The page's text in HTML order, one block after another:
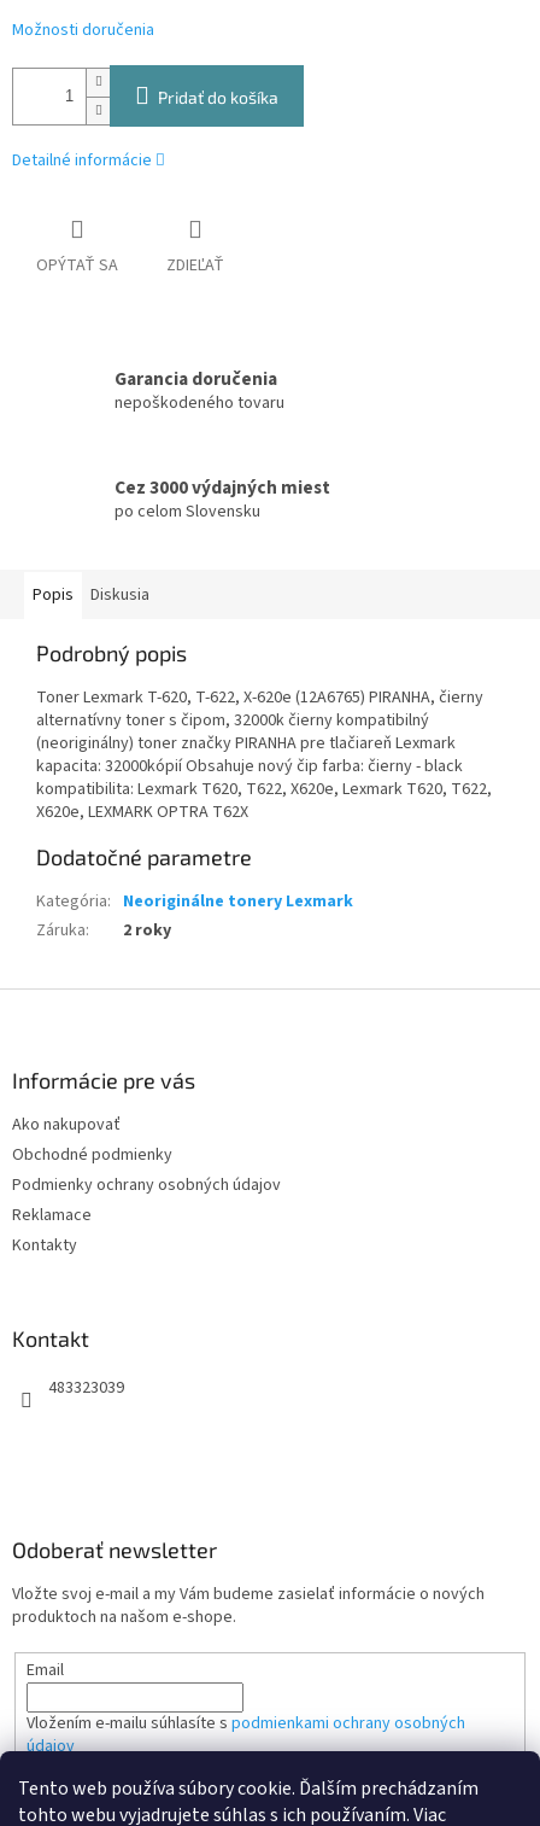
Tento web používa súbory cookie. Ďalším prechádzaním
tohto webu vyjadrujete súhlas s ich používaním. Viac
Možnosti doručenia
Pridať do košíka
Detailné informácie
OPÝTAŤ SA ZDIEĽAŤ
Garancia doručenia
nepoškodeného tovaru
Cez 3000 výdajných miest
po celom Slovensku
Popis Diskusia
Podrobný popis
Toner Lexmark T-620, T-622, X-620e (12A6765) PIRANHA, čierny
alternatívny toner s čipom, 32000k čierny kompatibilný
(neoriginálny) toner značky PIRANHA pre tlačiareň Lexmark
kapacita: 32000kópií Obsahuje nový čip farba: čierny - black
kompatibilita: Lexmark T620, T622, X620e, Lexmark T620, T622,
X620e, LEXMARK OPTRA T62X
Dodatočné parametre
Kategória: Neoriginálne tonery Lexmark
Záruka: 2 roky
Informácie pre vás
Ako nakupovať
Obchodné podmienky
Podmienky ochrany osobných údajov
Reklamace
Kontakty
Kontakt
483323039
Odoberať newsletter
Vložte svoj e-mail a my Vám budeme zasielať informácie o nových
produktoch na našom e-shope.
Email
Vložením e-mailu súhlasíte s podmienkami ochrany osobných
údajov
PRIHLÁSIŤ SA